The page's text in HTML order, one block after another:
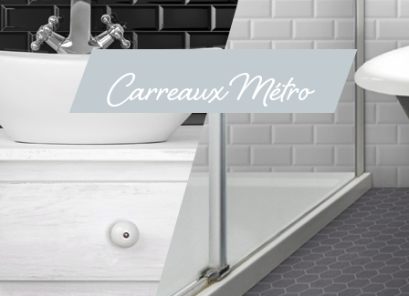
Carreaux Métro